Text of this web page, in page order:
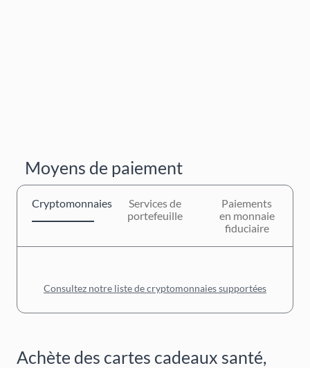
Moyens de paiement
Cryptomonnaies
Services de
portefeuille
Paiements
en monnaie
fiduciaire
Consultez notre liste de cryptomonnaies supportées
Achète des cartes cadeaux santé,